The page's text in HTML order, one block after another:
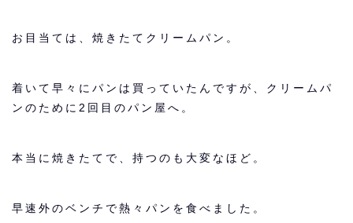
お目当ては、 焼きたてクリームパン 。
着いて早々にパンは買っていたんですが、クリームパ
ンのために2回目のパン屋へ。
本当に焼きたてで、持つのも大変なほど。
早速外のベンチで熱々パンを食べました。